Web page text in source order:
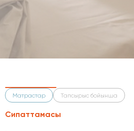
Матрастар Тапсырыс бойынша
Сипаттамасы